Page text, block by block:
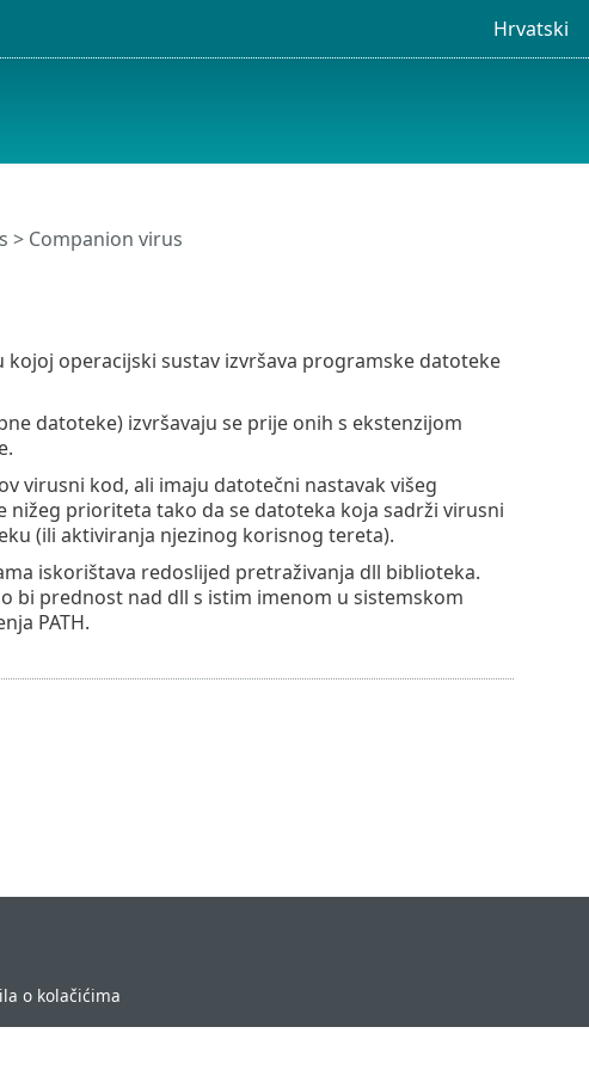
Hrvatski
> Companion virus
operacijski sustav izvršava programske datoteke
datoteke) izvršavaju se prije onih s ekstenzijom
virusni kod, ali imaju datotečni nastavak višeg
prioriteta tako da se datoteka koja sadrži virusni
(ili aktiviranja njezinog korisnog tereta).
iskorištava redoslijed pretraživanja dll biblioteka.
bi prednost nad dll s istim imenom u sistemskom
PATH.
o kolačićima